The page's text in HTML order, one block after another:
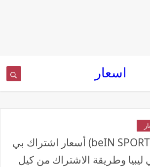
اسعار
(beIN SPORTS Premium) أسعار اشتراك بي
وطريقة الاشتراك من كيل